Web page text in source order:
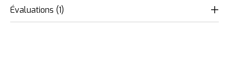
Évaluations (1) out of